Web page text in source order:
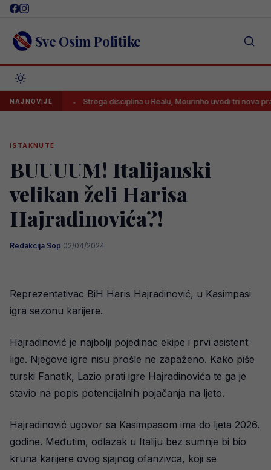
Skip
content Sve Osim Politike
NAJNOVIJE Stroga disciplina u Realu, Mourinho uvodi tri nova pravila
ISTAKNUTE
BUUUUM! Italijanski
velikan želi Harisa
Hajradinovića?!
Redakcija Sop·02/04/2024
Reprezentativac BiH Haris Hajradinović, u Kasimpasi
igra sezonu karijere.
Hajradinović je najbolji pojedinac ekipe i prvi asistent
lige. Njegove igre nisu prošle ne zapaženo. Kako piše
turski Fanatik, Lazio prati igre Hajradinovića te ga je
stavio na popis potencijalnih pojačanja na ljeto.
Hajradinović ugovor sa Kasimpasom ima do ljeta 2026.
godine. Međutim, odlazak u Italiju bez sumnje bi bio
kruna karijere ovog sjajnog ofanzivca, koji se